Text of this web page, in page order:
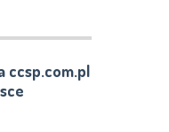
ccsp.com.pl